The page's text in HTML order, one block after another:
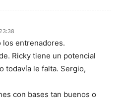
los entrenadores.
Ricky tiene un potencial
todavía le falta. Sergio,
con bases tan buenos o